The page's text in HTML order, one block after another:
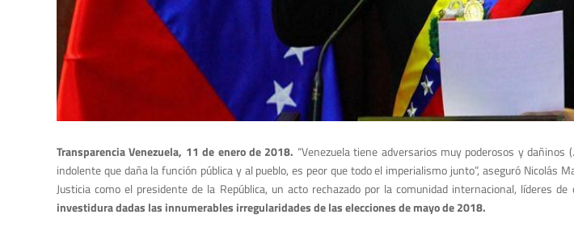
Transparencia Venezuela, 11 de enero de 2018. “Venezuela tiene adversarios muy poderosos y
indolente que daña la función pública y al pueblo, es peor que todo el imperialismo junto”, aseguró Nicolás
Justicia como el presidente de la República, un acto rechazado por la comunidad internacional, líderes
investidura dadas las innumerables irregularidades de las elecciones de mayo de 2018.